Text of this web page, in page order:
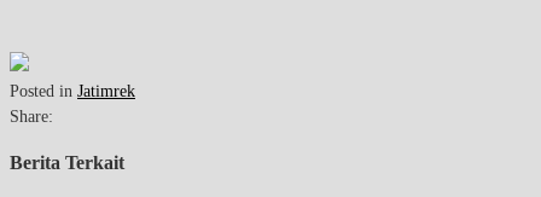
Posted in Jatimrek
Share:
Berita Terkait